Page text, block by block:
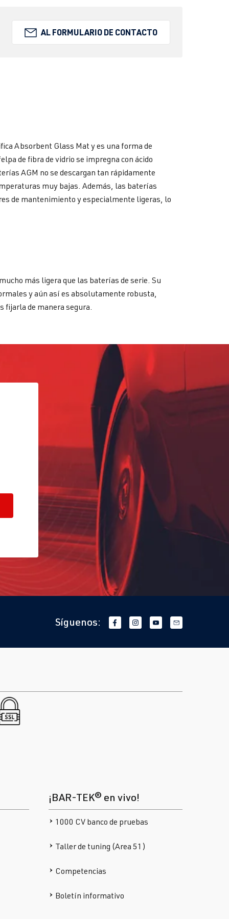
AL FORMULARIO DE CONTACTO
Absorbent Glass Mat y es una forma de
de fibra de vidrio se impregna con ácido
AGM no se descargan tan rápidamente
muy bajas. Además, las baterías
de mantenimiento y especialmente ligeras, lo
más ligera que las baterías de serie. Su
y aún así es absolutamente robusta,
fijarla de manera segura.
Síguenos:
¡BAR-TEK® en vivo!
1000 CV banco de pruebas
Taller de tuning (Area 51)
Competencias
Boletín informativo